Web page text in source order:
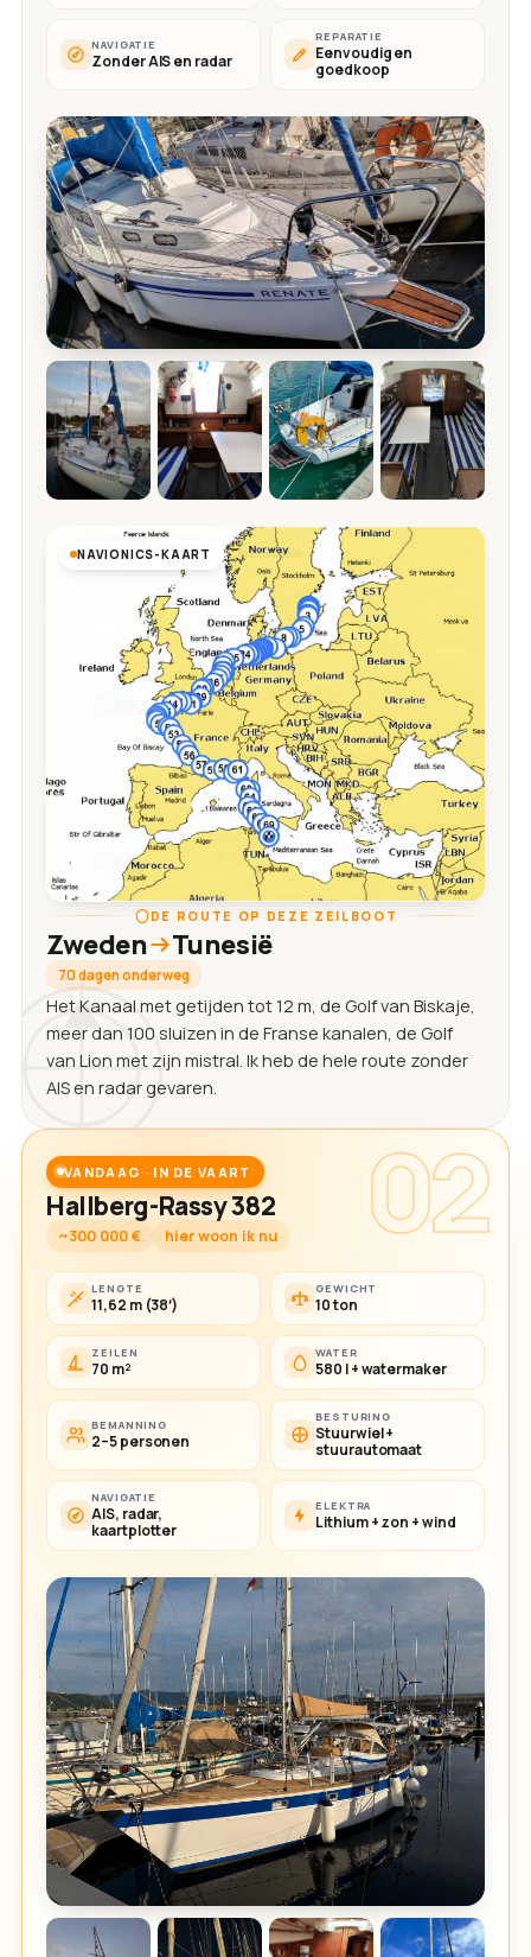
NAVIGATIE
Zonder AIS en radar
REPARATIE
Eenvoudig en
goedkoop
NAVIONICS-KAART
DE ROUTE OP DEZE ZEILBOOT
Zweden Tunesië
70 dagen onderweg
Het Kanaal met getijden tot 12 m, de Golf van Biskaje,
meer dan 100 sluizen in de Franse kanalen, de Golf
van Lion met zijn mistral. Ik heb de hele route zonder
AIS en radar gevaren.
02
VANDAAG · IN DE VAART
Hallberg-Rassy 382
~300 000 € hier woon ik nu
LENGTE
11,62 m (38′)
GEWICHT
10 ton
ZEILEN
70 m²
WATER
580 l + watermaker
BEMANNING
2–5 personen
BESTURING
Stuurwiel +
stuurautomaat
NAVIGATIE
AIS, radar,
kaartplotter
ELEKTRA
Lithium + zon + wind